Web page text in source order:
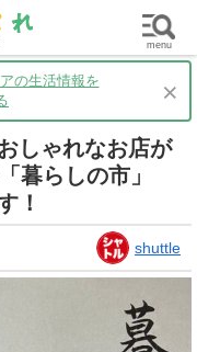
い物 子育て
の生活情報を
×
しゃれなお店が
暮らしの市」
！
shuttle
menu